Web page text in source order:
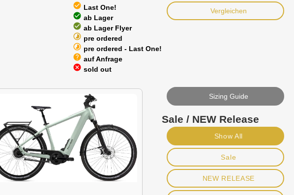
check_circle Last One!
check_circle ab Lager
check_circle ab Lager Flyer
timelapse pre ordered
timelapse pre ordered - Last One!
help auf Anfrage
cancel sold out
Vergleichen
Sizing Guide
Sale / NEW Release
Show All
Sale
NEW RELEASE